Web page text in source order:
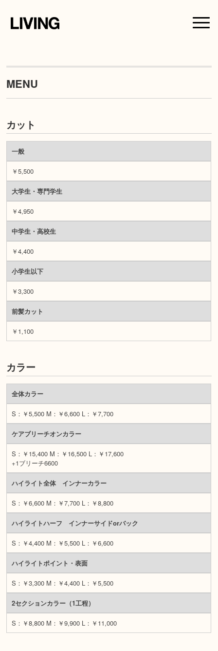
MENU
カット
一般
￥5,500
大学生・専門学生
￥4,950
中学生・高校生
￥4,400
小学生以下
￥3,300
前髪カット
￥1,100
カラー
全体カラー
S：￥5,500 M：￥6,600 L：￥7,700
ケアブリーチオンカラー
S：￥15,400 M：￥16,500 L：￥17,600
+1ブリーチ6600
ハイライト全体 インナーカラー
S：￥6,600 M：￥7,700 L：￥8,800
ハイライトハーフ インナーサイドorバック
S：￥4,400 M：￥5,500 L：￥6,600
ハイライトポイント・表面
S：￥3,300 M：￥4,400 L：￥5,500
2セクションカラー（1工程）
S：￥8,800 M：￥9,900 L：￥11,000